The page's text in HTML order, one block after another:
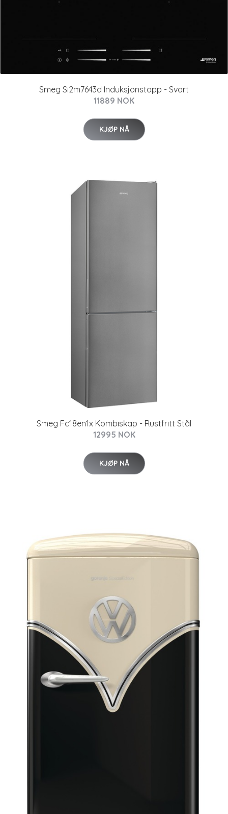
Smeg Si2m7643d Induksjonstopp - Svart
11889 NOK
KJØP NÅ
Smeg Fc18en1x Kombiskap - Rustfritt Stål
12995 NOK
KJØP NÅ